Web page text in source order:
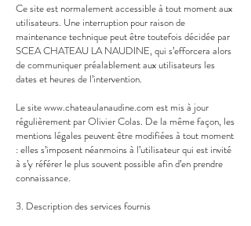
Ce site est normalement accessible à tout moment aux
utilisateurs. Une interruption pour raison de
maintenance technique peut être toutefois décidée par
SCEA CHATEAU LA NAUDINE, qui s’efforcera alors
de communiquer préalablement aux utilisateurs les
dates et heures de l’intervention.
Le sitewww.chateaulanaudine.com est mis à jour
régulièrement par Olivier Colas. De la même façon, les
mentions légales peuvent être modifiées à tout moment
: elles s’imposent néanmoins à l’utilisateur qui est invité
à s’y référer le plus souvent possible afin d’en prendre
connaissance.
3. Description des services fournis